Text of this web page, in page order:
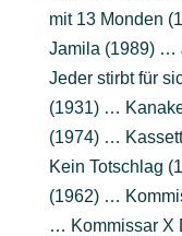
mit 13 Monden
Jamila (1989) …
Jeder stirbt für
(1931) …
(1974) …
Kein Totschlag
(1962) …
… Kommissar X